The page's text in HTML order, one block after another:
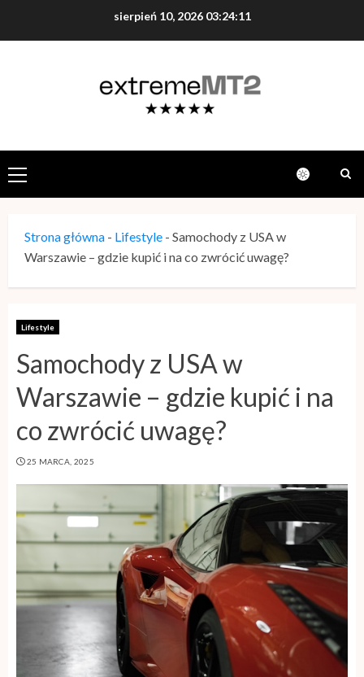
sierpień 10, 2026 03:24:12
Strona główna - Lifestyle - Samochody z USA w
Warszawie – gdzie kupić i na co zwrócić uwagę?
Lifestyle
Samochody z USA w
Warszawie – gdzie kupić i na
co zwrócić uwagę?
25 MARCA, 2025